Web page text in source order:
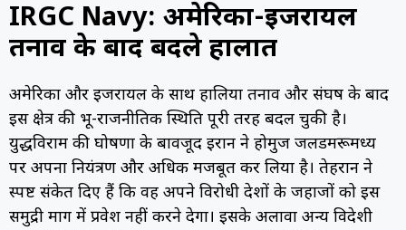
IRGC Navy: अमेरिका-इजरायल
तनाव के बाद बदले हालात
अमेरिका और इजरायल के साथ हालिया तनाव और संघर्ष के बाद
इस क्षेत्र की भू-राजनीतिक स्थिति पूरी तरह बदल चुकी है।
युद्धविराम की घोषणा के बावजूद ईरान ने होर्मुज जलडमरूमध्य
पर अपना नियंत्रण और अधिक मजबूत कर लिया है। तेहरान ने
स्पष्ट संकेत दिए हैं कि वह अपने विरोधी देशों के जहाजों को इस
समुद्री मार्ग में प्रवेश नहीं करने देगा। इसके अलावा अन्य विदेशी